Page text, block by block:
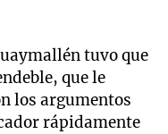
tuvo que
que le
los argumentos
rápidamente